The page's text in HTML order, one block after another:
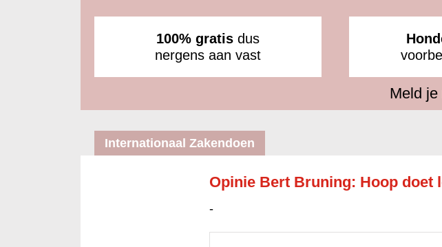
100% gratis dus
nergens aan vast
Meld je
Internationaal Zakendoen
Opinie Bert Bruning: Hoop doet
-